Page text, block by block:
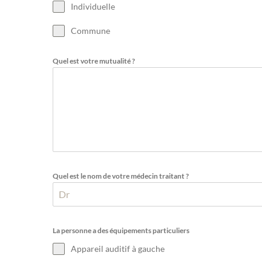
Individuelle
Commune
Quel est votre mutualité ?
Quel est le nom de votre médecin traitant ?
La personne a des équipements particuliers
Appareil auditif à gauche